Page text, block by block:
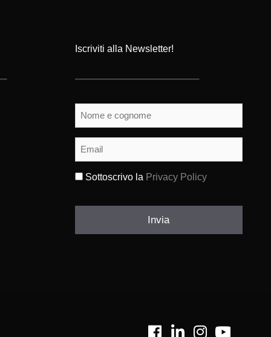
Iscriviti alla Newsletter!
Nome
cognome(Obbligatorio)
Email (Obbligatorio)
Sottoscrivo la Privacy Policy
Invia